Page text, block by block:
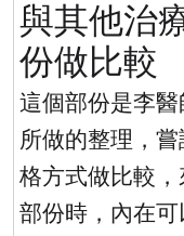
與其他治
份做比較
這個部份是李醫
所做的整理，
格方式做比較
部份時，內在